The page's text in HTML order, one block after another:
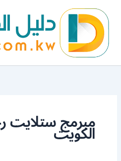
المحتوى
مبرمج
الكويت